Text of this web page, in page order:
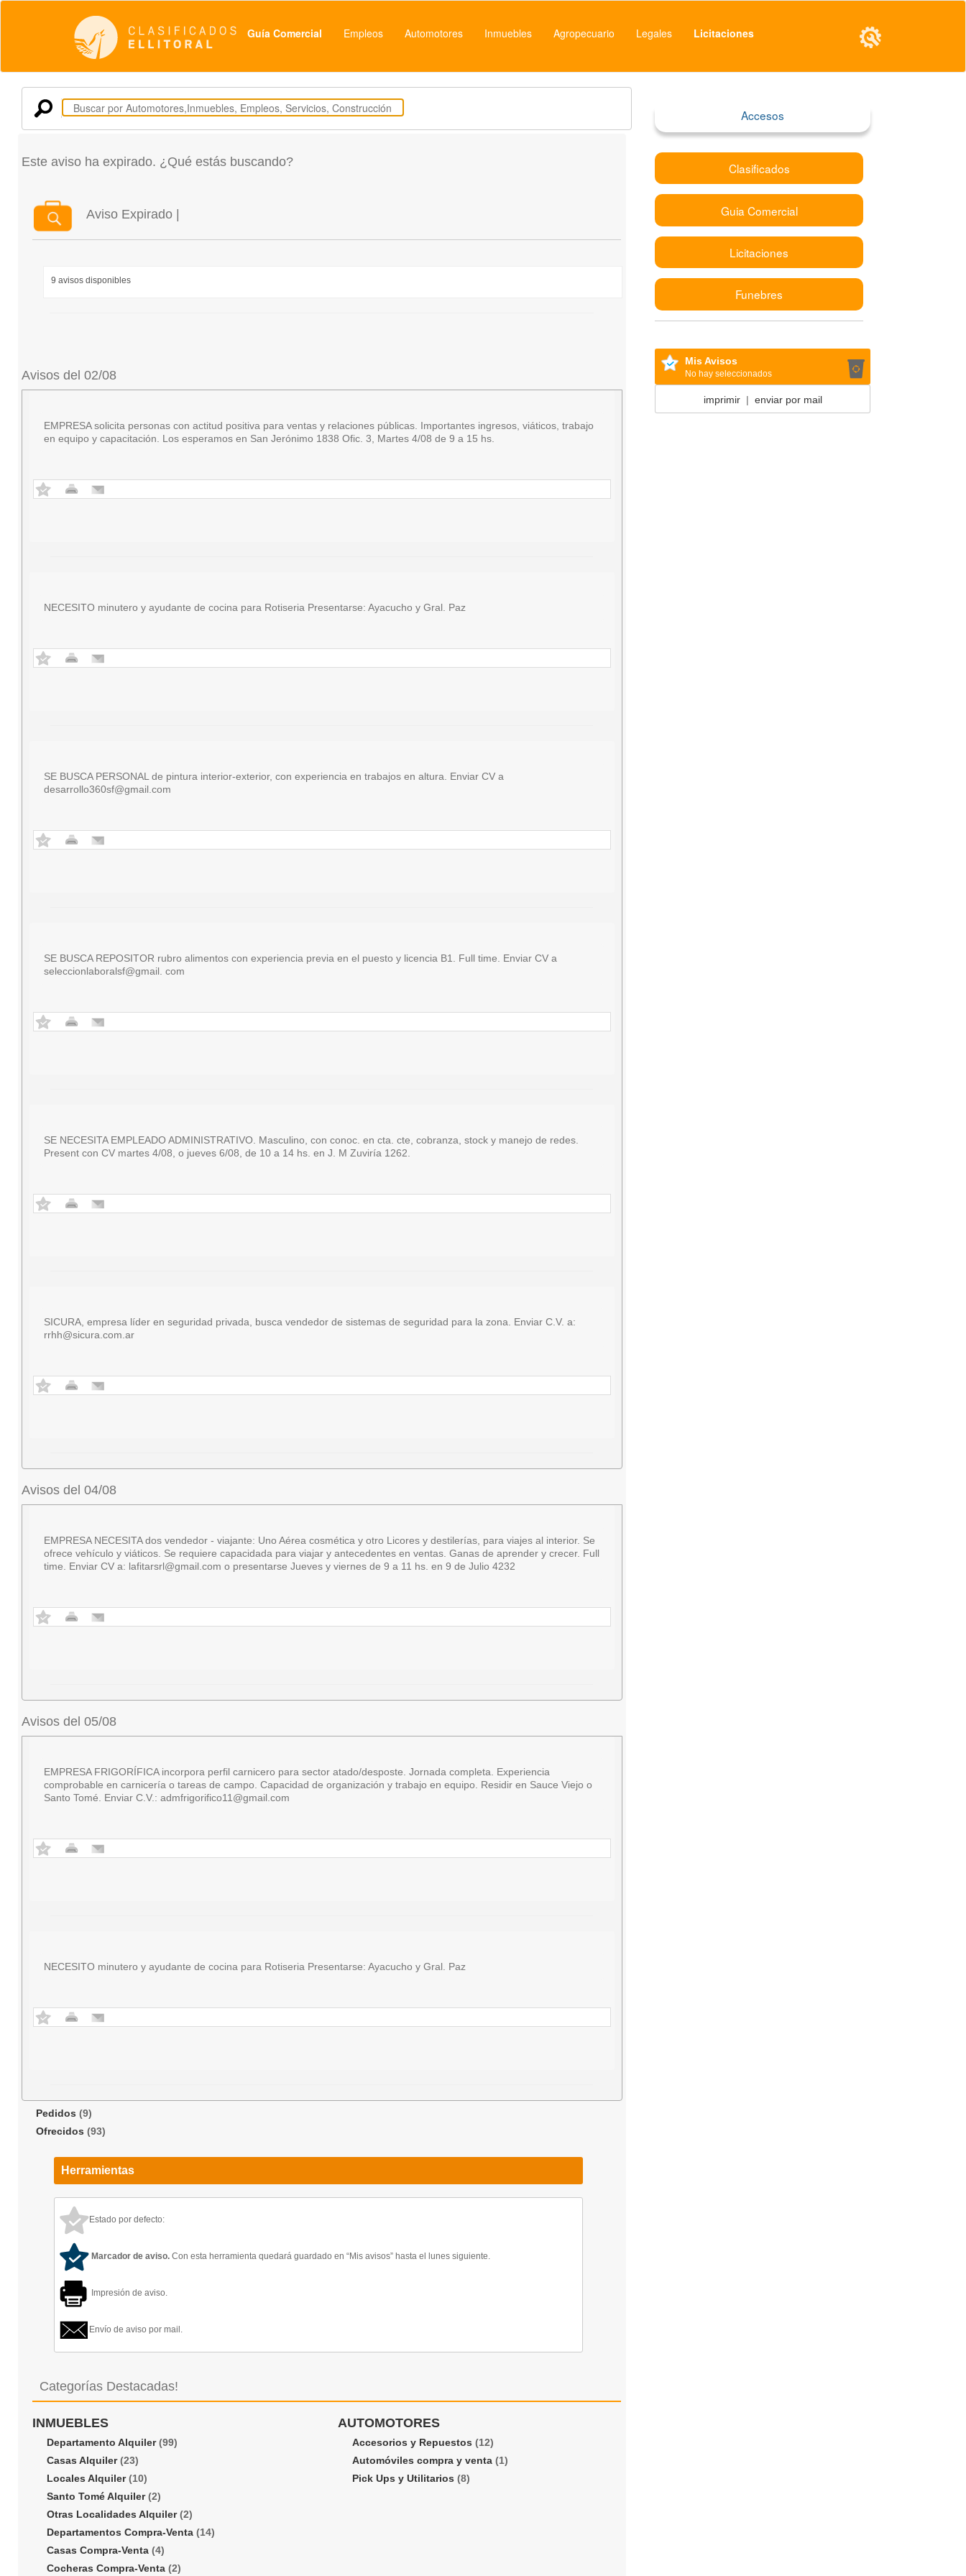
Guía Comercial Empleos Automotores Inmuebles Agropecuario Legales Licitaciones
Este aviso ha expirado. ¿Qué estás buscando?
Aviso Expirado |
9 avisos disponibles
Avisos del 02/08
EMPRESA solicita personas con actitud positiva para ventas y relaciones públicas. Importantes ingresos, viáticos, trabajo
en equipo y capacitación. Los esperamos en San Jerónimo 1838 Ofic. 3, Martes 4/08 de 9 a 15 hs.
NECESITO minutero y ayudante de cocina para Rotiseria Presentarse: Ayacucho y Gral. Paz
SE BUSCA PERSONAL de pintura interior-exterior, con experiencia en trabajos en altura. Enviar CV a
desarrollo360sf@gmail.com
SE BUSCA REPOSITOR rubro alimentos con experiencia previa en el puesto y licencia B1. Full time. Enviar CV a
seleccionlaboralsf@gmail. com
SE NECESITA EMPLEADO ADMINISTRATIVO. Masculino, con conoc. en cta. cte, cobranza, stock y manejo de redes.
Present con CV martes 4/08, o jueves 6/08, de 10 a 14 hs. en J. M Zuviría 1262.
SICURA, empresa líder en seguridad privada, busca vendedor de sistemas de seguridad para la zona. Enviar C.V. a:
rrhh@sicura.com.ar
Avisos del 04/08
EMPRESA NECESITA dos vendedor - viajante: Uno Aérea cosmética y otro Licores y destilerías, para viajes al interior. Se
ofrece vehículo y viáticos. Se requiere capacidada para viajar y antecedentes en ventas. Ganas de aprender y crecer. Full
time. Enviar CV a: lafitarsrl@gmail.com o presentarse Jueves y viernes de 9 a 11 hs. en 9 de Julio 4232
Avisos del 05/08
EMPRESA FRIGORÍFICA incorpora perfil carnicero para sector atado/desposte. Jornada completa. Experiencia
comprobable en carnicería o tareas de campo. Capacidad de organización y trabajo en equipo. Residir en Sauce Viejo o
Santo Tomé. Enviar C.V.: admfrigorifico11@gmail.com
NECESITO minutero y ayudante de cocina para Rotiseria Presentarse: Ayacucho y Gral. Paz
Pedidos (9)
Ofrecidos (93)
Herramientas
Estado por defecto:
Marcador de aviso. Con esta herramienta quedará guardado en “Mis avisos” hasta el lunes siguiente.
Impresión de aviso.
Envío de aviso por mail.
Categorías Destacadas!
INMUEBLES
Departamento Alquiler(99)
Casas Alquiler(23)
Locales Alquiler(10)
Santo Tomé Alquiler(2)
Otras Localidades Alquiler(2)
Departamentos Compra-Venta (14)
Casas Compra-Venta (4)
Cocheras Compra-Venta (2)
AUTOMOTORES
Accesorios y Repuestos (12)
Automóviles compra y venta(1)
Pick Ups y Utilitarios (8)
Accesos
Clasificados
Guia Comercial
Licitaciones
Funebres
Mis Avisos
No hay seleccionados
imprimir| enviar por mail